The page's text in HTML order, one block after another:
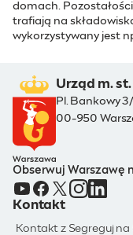
domach.
trafiają na
wykorzystywany jest
Urząd m.
Pl. Bankowy
00-950
Obserwuj Warszawę
Kontakt
Kontakt z Segreguj na